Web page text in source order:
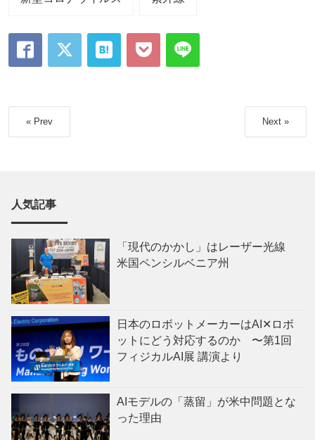
« Prev Next »
人気記事
「現代のかかし」はレーザー光線
米国ペンシルベニア州
日本のロボットメーカーはAI✕ロボ
ットにどう対応するのか 〜第1回
フィジカルAI展 講演より
AIモデルの「蒸留」が米中問題とな
った理由